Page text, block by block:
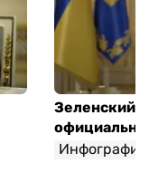
Зеленский